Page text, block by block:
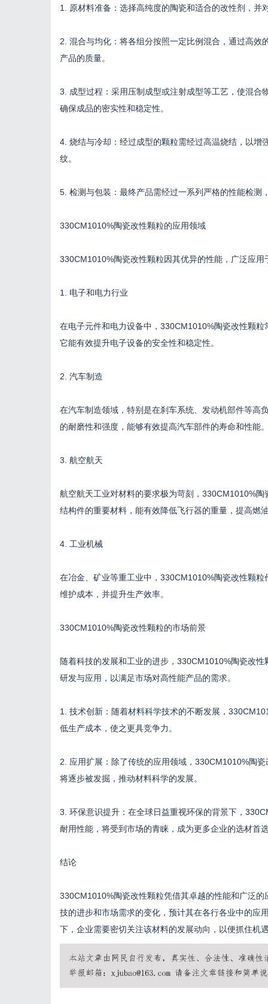
1. 原材料准备：选择高纯度的陶瓷和适合的改性剂，并
2. 混合与均化：将各组分按照一定比例混合，通过高
产品的质量。
3. 成型过程：采用压制成型或注射成型等工艺，使混
确保成品的密实性和稳定性。
4. 烧结与冷却：经过成型的颗粒需经过高温烧结，以
纹。
5. 检测与包装：最终产品需经过一系列严格的性能检测
330CM1010%陶瓷改性颗粒的应用领域
330CM1010%陶瓷改性颗粒因其优异的性能，广泛应用
1. 电子和电力行业
在电子元件和电力设备中，330CM1010%陶瓷改性颗
它能有效提升电子设备的安全性和稳定性。
2. 汽车制造
在汽车制造领域，特别是在刹车系统、发动机部件等高
的耐磨性和强度，能够有效提高汽车部件的寿命和性能
3. 航空航天
航空航天工业对材料的要求极为苛刻，330CM1010%
结构件的重要材料，能有效降低飞行器的重量，提高燃
4. 工业机械
在冶金、矿业等重工业中，330CM1010%陶瓷改性颗
维护成本，并提升生产效率。
330CM1010%陶瓷改性颗粒的市场前景
随着科技的发展和工业的进步，330CM1010%陶瓷改
研发与应用，以满足市场对高性能产品的需求。
1. 技术创新：随着材料科学技术的不断发展，
低生产成本，使之更具竞争力。
2. 应用扩展：除了传统的应用领域，330CM1010%陶
将逐步被发掘，推动材料科学的发展。
3. 环保意识提升：在全球日益重视环保的背景下，
耐用性能，将受到市场的青睐，成为更多企业的选材首
结论
330CM1010%陶瓷改性颗粒凭借其卓越的性能和广泛
技的进步和市场需求的变化，预计其在各行各业中的应
下，企业需要密切关注该材料的发展动向，以便抓住机